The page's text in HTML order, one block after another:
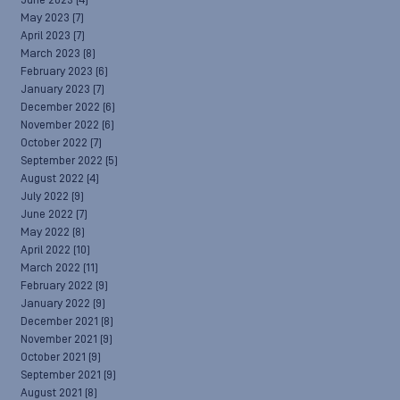
May 2023 (7)
April 2023 (7)
March 2023 (8)
February 2023 (6)
January 2023 (7)
December 2022 (6)
November 2022 (6)
October 2022 (7)
September 2022 (5)
August 2022 (4)
July 2022 (9)
June 2022 (7)
May 2022 (8)
April 2022 (10)
March 2022 (11)
February 2022 (9)
January 2022 (9)
December 2021 (8)
November 2021 (9)
October 2021 (9)
September 2021 (9)
August 2021 (8)